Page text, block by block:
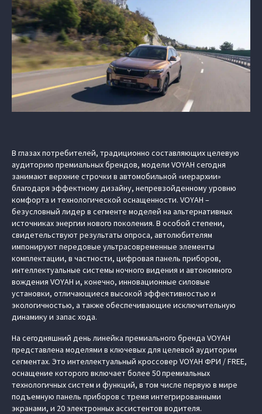
В глазах потребителей, традиционно составляющих целевую
аудиторию премиальных брендов, модели VOYAH сегодня
занимают верхние строчки в автомобильной «иерархии»
благодаря эффектному дизайну, непревзойденному уровню
комфорта и технологической оснащенности. VOYAH –
безусловный лидер в сегменте моделей на альтернативных
источниках энергии нового поколения. В особой степени,
свидетельствуют результаты опроса, автолюбителям
импонируют передовые ультрасовременные элементы
комплектации, в частности, цифровая панель приборов,
интеллектуальные системы ночного видения и автономного
вождения VOYAH и, конечно, инновационные силовые
установки, отличающиеся высокой эффективностью и
экологичностью, а также обеспечивающие исключительную
динамику и запас хода.
На сегодняшний день линейка премиального бренда VOYAH
представлена моделями в ключевых для целевой аудитории
сегментах. Это интеллектуальный кроссовер VOYAH ФРИ / FREE,
оснащение которого включает более 50 премиальных
технологичных систем и функций, в том числе первую в мире
подъемную панель приборов с тремя интегрированными
экранами, и 20 электронных ассистентов водителя.